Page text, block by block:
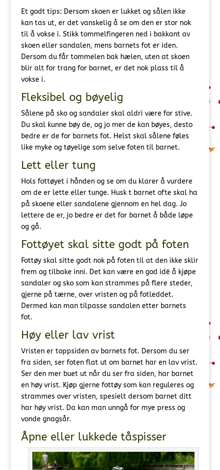
Et godt tips: Dersom skoen er lukket og sålen ikke
kan tas ut, er det vanskelig å se om den er stor nok
til å vokse i. Stikk tommelfingeren ned i bakkant av
skoen eller sandalen, mens barnets fot er iden.
Dersom du får tommelen bak hælen, uten at skoen
blir alt for trang for barnet, er det nok plass til å
vokse i.
Fleksibel og bøyelig
Sålene på sko og sandaler skal aldri være for stive.
Du skal kunne bøy de, og jo mer de kan bøyes, desto
bedre er de for barnets fot. Helst skal sålene føles
like myke og tøyelige som selve foten til barnet.
Lett eller tung
Hols fottøyet i hånden og se om du klarer å vurdere
om de er lette eller tunge. Husk t barnet ofte skal ha
på skoene eller sandalene gjennom en hel dag. Jo
lettere de er, jo bedre er det for barnet å både løpe
og gå.
Fottøyet skal sitte godt på foten
Fottøy skal sitte godt nok på foten til at den ikke sklir
frem og tilbake inni. Det kan være en god idé å kjøpe
sandaler og sko som kan strammes på flere steder,
gjerne på tærne, over vristen og på fotleddet.
Dermed kan man tilpasse sandalen etter barnets
fot.
Høy eller lav vrist
Vristen er toppsiden av barnets fot. Dersom du ser
fra siden, ser foten flat ut om barnet har en lav vrist.
Ser den mer buet ut når du ser fra siden, har barnet
en høy vrist. Kjøp gjerne fottøy som kan reguleres og
strammes over vristen, spesielt dersom barnet ditt
har høy vrist. Da kan man unngå for mye press og
vonde gnagsår.
Åpne eller lukkede tåspisser